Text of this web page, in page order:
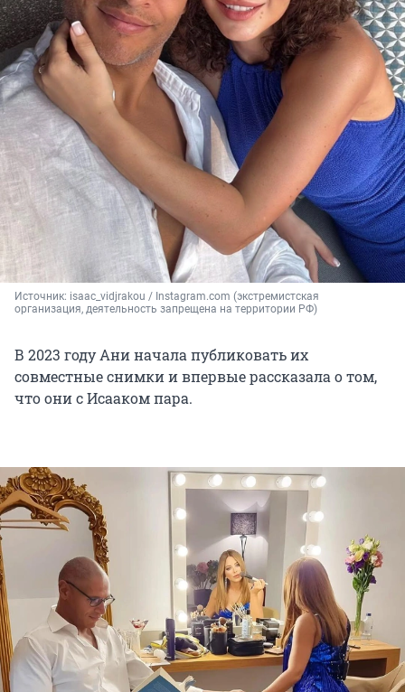
Источник: isaac_vidjrakou / Instagram.com (экстремистская
организация, деятельность запрещена на территории РФ)
В 2023 году Ани начала публиковать их
совместные снимки и впервые рассказала о том,
что они с Исааком пара.